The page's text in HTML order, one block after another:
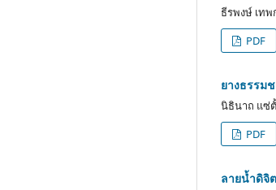
ธีรพงษ์ เท
PDF
ยางธรรม
นิธินาถ แซ่
PDF
ลายน้ำดิจิ